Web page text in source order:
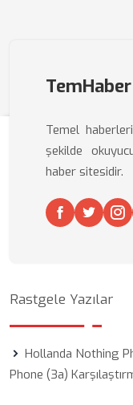
TemHaber
Temel
şekilde
haber sitesidir.
Rastgele Yazılar
Hollanda Nothing
Phone (3a)